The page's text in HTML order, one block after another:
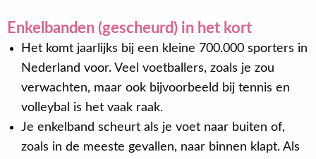
Enkelbanden (gescheurd) in het kort
Het komt jaarlijks bij een kleine 700.000 sporters in
Nederland voor. Veel voetballers, zoals je zou
verwachten, maar ook bijvoorbeeld bij tennis en
volleybal is het vaak raak.
Je enkelband scheurt als je voet naar buiten of,
zoals in de meeste gevallen, naar binnen klapt. Als